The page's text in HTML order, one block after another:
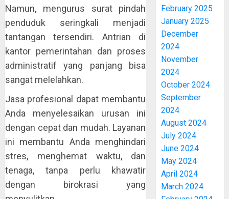
Namun, mengurus surat pindah
penduduk seringkali menjadi
tantangan tersendiri. Antrian di
kantor pemerintahan dan proses
administratif yang panjang bisa
sangat melelahkan.
Jasa profesional dapat membantu
Anda menyelesaikan urusan ini
dengan cepat dan mudah. Layanan
ini membantu Anda menghindari
stres, menghemat waktu, dan
tenaga, tanpa perlu khawatir
dengan birokrasi yang
February 2025
January 2025
December
2024
November
2024
October 2024
September
2024
August 2024
July 2024
June 2024
May 2024
April 2024
March 2024